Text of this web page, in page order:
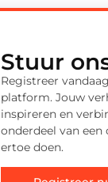
Stuur
Registreer
platform. Jouw
inspireren en
onderdeel van
ertoe doen.